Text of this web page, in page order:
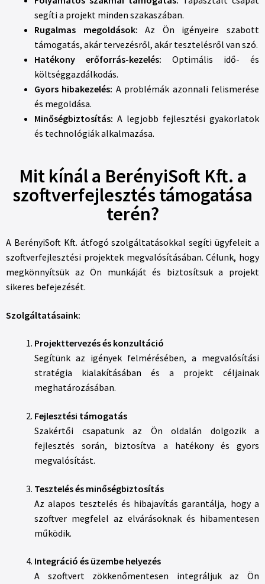
segíti a projekt minden szakaszában.
Rugalmas megoldások: Az Ön igényeire szabott
támogatás, akár tervezésről, akár tesztelésről van szó.
Hatékony erőforrás-kezelés: Optimális idő- és
költséggazdálkodás.
Gyors hibakezelés: A problémák azonnali felismerése
és megoldása.
Minőségbiztosítás: A legjobb fejlesztési gyakorlatok
és technológiák alkalmazása.
Mit kínál a BerényiSoft Kft. a
szoftverfejlesztés támogatása
terén?
A BerényiSoft Kft. átfogó szolgáltatásokkal segíti ügyfeleit a
szoftverfejlesztési projektek megvalósításában. Célunk, hogy
megkönnyítsük az Ön munkáját és biztosítsuk a projekt
sikeres befejezését.
Szolgáltatásaink:
Projekttervezés és konzultáció
Segítünk az igények felmérésében, a megvalósítási
stratégia kialakításában és a projekt céljainak
meghatározásában.
Fejlesztési támogatás
Szakértői csapatunk az Ön oldalán dolgozik a
fejlesztés során, biztosítva a hatékony és gyors
megvalósítást.
Tesztelés és minőségbiztosítás
Az alapos tesztelés és hibajavítás garantálja, hogy a
szoftver megfelel az elvárásoknak és hibamentesen
működik.
Integráció és üzembe helyezés
A szoftvert zökkenőmentesen integráljuk az Ön